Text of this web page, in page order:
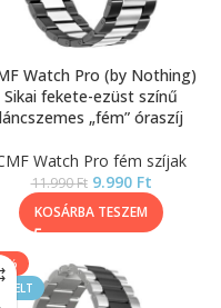
Watch Pro (by Nothing)
Sikai fekete-ezüst színű
láncszemes „fém” óraszíj
Watch Pro fém szíjak
11.990Ft 9.990 Ft
KOSÁRBA TESZEM